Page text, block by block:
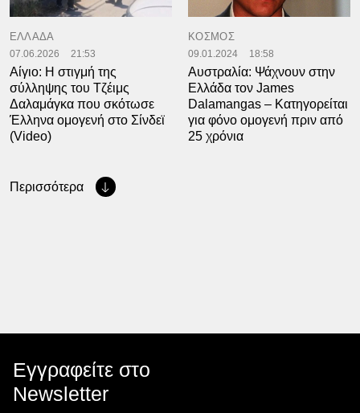
ΕΛΛΑΔΑ
07.06.2026 21:53
Αίγιο: Η στιγμή της
σύλληψης του Τζέιμς
Δαλαμάγκα που σκότωσε
Έλληνα ομογενή στο Σίνδεϊ
(Video)
ΚΟΣΜΟΣ
09.01.2024 18:58
Αυστραλία: Ψάχνουν στην
Ελλάδα τον James
Dalamangas – Κατηγορείται
για φόνο ομογενή πριν από
25 χρόνια
Περισσότερα
Εγγραφείτε στο
Newsletter